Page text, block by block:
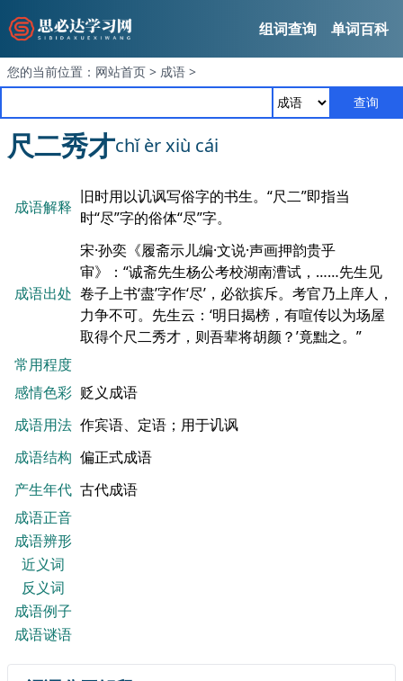
组词查询 单词百科
您的当前位置： 网站首页 > 成语 >
查询
尺二秀才chǐ èr xiù cái
成语解释
旧时用以讥讽写俗字的书生。“尺二”即指当
时“尽”字的俗体“尽”字。
成语出处
宋·孙奕《履斋示儿编·文说·声画押韵贵乎
审》：“诚斋先生杨公考校湖南漕试，……先生见
卷子上书‘盡’字作‘尽’，必欲摈斥。考官乃上庠人，
力争不可。先生云：‘明日揭榜，有喧传以为场屋
取得个尺二秀才，则吾辈将胡颜？’竟黜之。”
常用程度
感情色彩 贬义成语
成语用法 作宾语、定语；用于讥讽
成语结构 偏正式成语
产生年代 古代成语
成语正音
成语辨形
近义词
反义词
成语例子
成语谜语